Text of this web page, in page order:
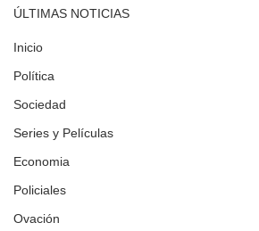
ÚLTIMAS NOTICIAS
Inicio
Política
Sociedad
Series y Películas
Economia
Policiales
Ovación